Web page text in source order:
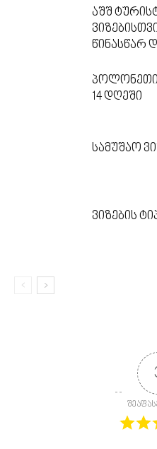
აშშ
წინასწარ
14 დღეში
სამუშაო
ვიზების